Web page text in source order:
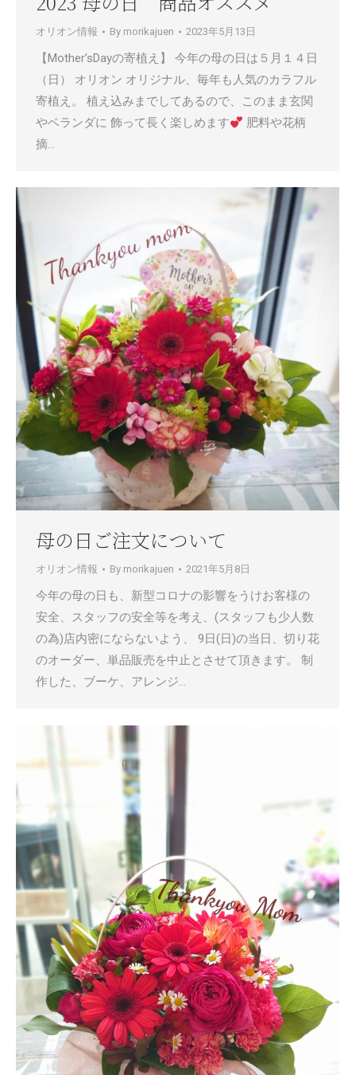
オリオン情報 By morikajuen 2023年5月13日
【Mother’sDayの寄植え】 今年の母の日は５月１４日
（日） オリオン オリジナル、毎年も人気のカラフル
寄植え。 植え込みまでしてあるので、このまま玄関
やベランダに 飾って長く楽しめます
肥料や花柄
摘…
母の日ご注文について
オリオン情報 By morikajuen 2021年5月8日
今年の母の日も、新型コロナの影響をうけお客様の
安全、スタッフの安全等を考え、(スタッフも少人数
の為)店内密にならないよう、 9日(日)の当日、切り花
のオーダー、単品販売を中止とさせて頂きます。 制
作した、ブーケ、アレンジ…